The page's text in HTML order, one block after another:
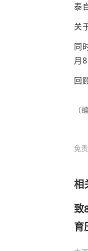
泰
关
同
月
回
（
免
相
致
育